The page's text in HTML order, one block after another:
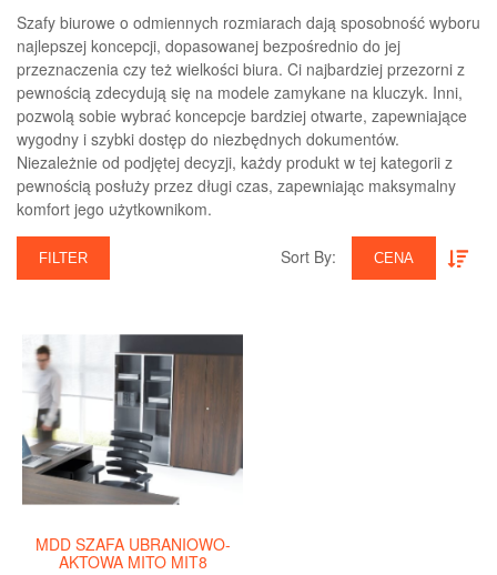
Szafy biurowe o odmiennych rozmiarach dają sposobność wyboru
najlepszej koncepcji, dopasowanej bezpośrednio do jej
przeznaczenia czy też wielkości biura. Ci najbardziej przezorni z
pewnością zdecydują się na modele zamykane na kluczyk. Inni,
pozwolą sobie wybrać koncepcje bardziej otwarte, zapewniające
wygodny i szybki dostęp do niezbędnych dokumentów.
Niezależnie od podjętej decyzji, każdy produkt w tej kategorii z
pewnością posłuży przez długi czas, zapewniając maksymalny
komfort jego użytkownikom.
FILTER Sort By:‎ CENA
MDD SZAFA UBRANIOWO-
AKTOWA MITO MIT8